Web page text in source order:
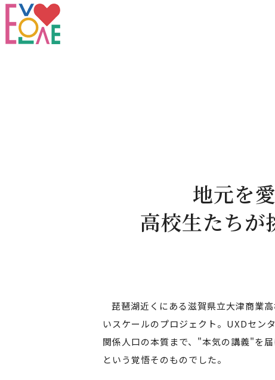
地元を
高校生たちが
琵琶湖近くにある滋賀県立大津商業
いスケールのプロジェクト。UXDセン
関係人口の本質まで、"本気の講義"を
という覚悟そのものでした。